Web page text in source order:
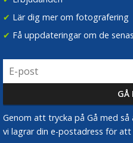
★ ★
LÄGG I
✔ Lär dig mer om fotografering
✔ Få uppdateringar om de
Genom att trycka på Gå med
vi lagrar din e-postadress för att